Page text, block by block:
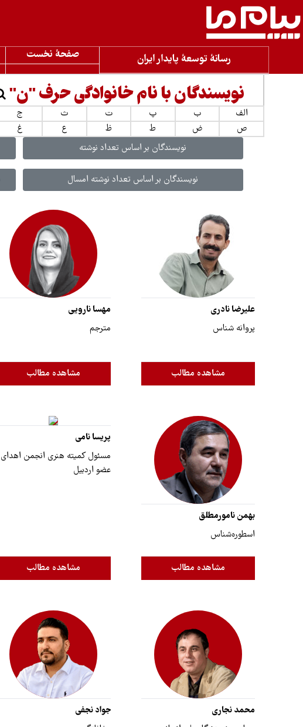
رسانۀ توسعۀ پایدار ایران صفحۀ نخست
نویسندگان با نام خانوادگی حرف "ن"
الف ب پ ت ث ج
ص
ض ط ظ ع غ
نویسندگان بر اساس تعداد نوشته
نویسندگان بر اساس تعداد نوشته امسال
علیرضا نادری
پروانه شناس
مشاهده مطالب
مهسا نارویی
مترجم
مشاهده مطالب
بهمن نامورمطلق
اسطوره‌شناس
مشاهده مطالب
پریسا نامی
مسئول کمیته هنری انجمن اهدای
عضو اردبیل
مشاهده مطالب
محمد نجاری
جواد نجفی